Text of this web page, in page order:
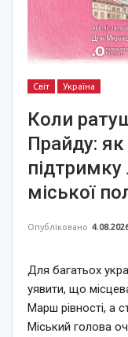
Світ Україна
Коли
Прайду:
міської
Опубліковано
Для багатьох
уявити, що
Марш рівності, а
Міський голова